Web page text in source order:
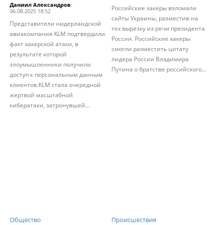
Даниил Александров -
06.08.2025 18:52
Представители нидерландской
авиакомпания KLM подтвердили
факт хакерской атаки, в
результате которой
злоумышленники получили
доступ к персональным данным
клиентов.KLM стала очередной
жертвой масштабной
кибератаки, затронувшей...
Российские хакеры взломали
сайты Украины, разместив на
тех вырезку из речи президента
России. Российские хакеры
смогли разместить цитату
лидера России Владимира
Путина о братстве российского...
Общество Происшествия